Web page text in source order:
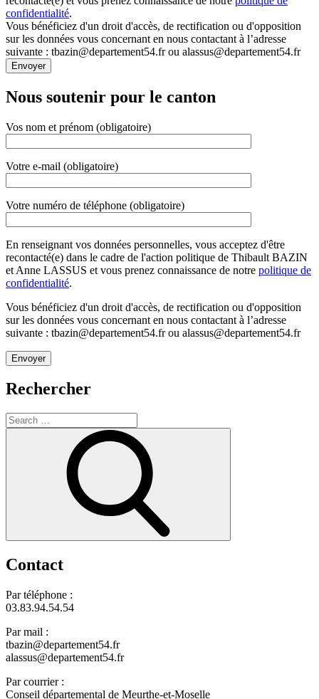
confidentialité.
Vous bénéficiez d'un droit d'accès, de rectification ou d'opposition
sur les données vous concernant en nous contactant à l’adresse
suivante : tbazin@departement54.fr ou alassus@departement54.fr
Nous soutenir pour le canton
Vos nom et prénom (obligatoire)
Votre e-mail (obligatoire)
Votre numéro de téléphone (obligatoire)
En renseignant vos données personnelles, vous acceptez d'être
recontacté(e) dans le cadre de l'action politique de Thibault BAZIN
et Anne LASSUS et vous prenez connaissance de notre politique de
confidentialité.
Vous bénéficiez d'un droit d'accès, de rectification ou d'opposition
sur les données vous concernant en nous contactant à l’adresse
suivante : tbazin@departement54.fr ou alassus@departement54.fr
Rechercher
Search
for:
Contact
Par téléphone :
03.83.94.54.54
Par mail :
tbazin@departement54.fr
alassus@departement54.fr
Par courrier :
Conseil départemental de Meurthe-et-Moselle